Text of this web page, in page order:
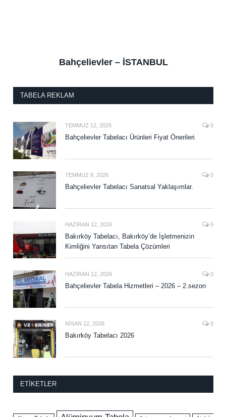
Bahçelievler – İSTANBUL
TABELA REKLAM
TEMMUZ 12, 2026 0
Bahçelievler Tabelacı Ürünleri Fiyat Önerileri
TEMMUZ 8, 2026 0
Bahçelievler Tabelacı Sanatsal Yaklaşımlar.
HAZIRAN 12, 2026 0
Bakırköy Tabelacı, Bakırköy’de İşletmenizin
Kimliğini Yansıtan Tabela Çözümleri
HAZIRAN 12, 2026 0
Bahçelievler Tabela Hizmetleri – 2026 – 2.sezon
NISAN 12, 2026 0
Bakırköy Tabelacı 2026
ETIKETLER